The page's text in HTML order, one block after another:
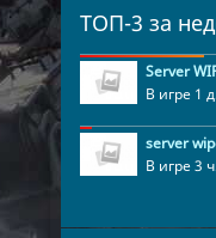
14
lou
15
clark
16
jeannie
17
eun
18
jerold
20
chara
ТОП-3 за
Server
В игре 1
server
В игре 3